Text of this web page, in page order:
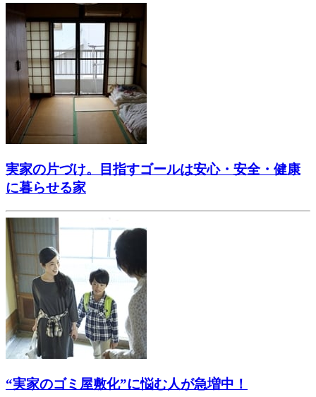
実家の片づけ。目指すゴールは安心・安全・健康
に暮らせる家
“実家のゴミ屋敷化”に悩む人が急増中！